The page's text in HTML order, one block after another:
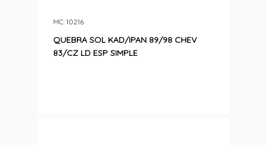
QUEBRA SOL KAD/IPAN 89/98 CHEV
83/CZ LD ESP SIMPLE
MC: 10216